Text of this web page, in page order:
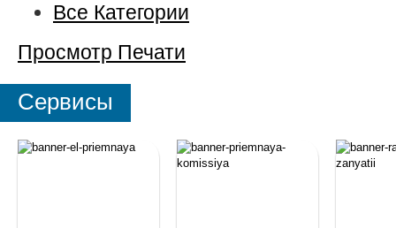
Все Категории
Просмотр Печати
Сервисы